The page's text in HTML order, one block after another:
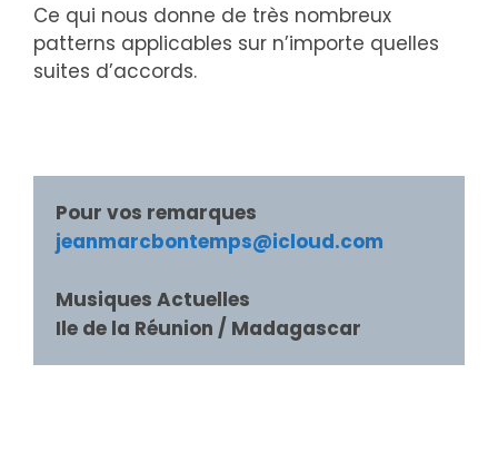
Ce qui nous donne de très nombreux
patterns applicables sur n’importe quelles
suites d’accords.
Pour vos remarques
jeanmarcbontemps@icloud.com
Musiques Actuelles
Ile de la Réunion / Madagascar